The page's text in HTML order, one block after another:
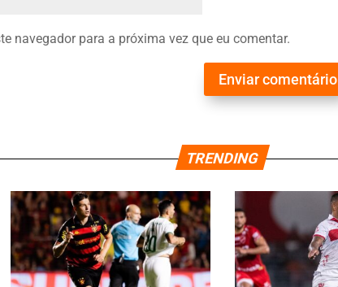
navegador para a próxima vez que eu comentar.
Enviar comentário
TRENDING